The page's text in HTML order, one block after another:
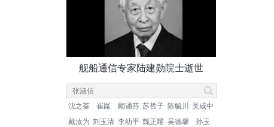
舰船通信专家陆建勋院士逝世
沈之荃 崔崑 顾诵芬 苏哲子 陈毓川
吴咸中
戴汝为 刘玉清 李幼平 魏正耀 吴德馨 孙玉